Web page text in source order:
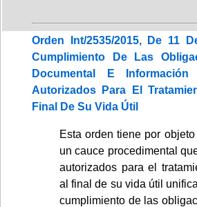
Orden Int/2535/2015, De 11
Cumplimiento De Las
Documental E
Autorizados Para El
Final De Su Vida Útil
Esta orden tiene por
un cauce procedimental
autorizados para el
al final de su vida útil
cumplimiento de las